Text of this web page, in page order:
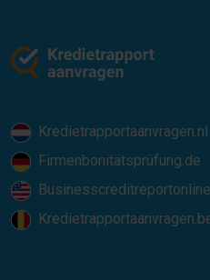
Kredietrapportaanvragen.nl
Firmenbonitätsprüfung.de